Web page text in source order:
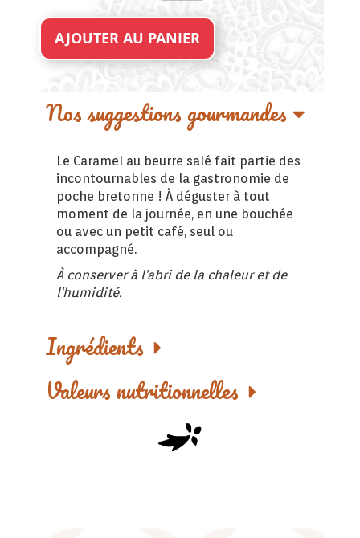
AJOUTER AU PANIER
Nos suggestions gourmandes
Le Caramel au beurre salé fait partie des
incontournables de la gastronomie de
poche bretonne ! À déguster à tout
moment de la journée, en une bouchée
ou avec un petit café, seul ou
accompagné.
À conserver à l'abri de la chaleur et de
l'humidité.
Ingrédients
Valeurs nutritionnelles